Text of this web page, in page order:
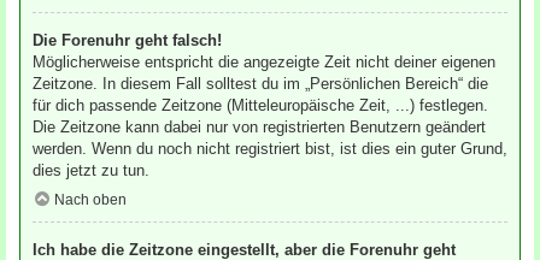
Die Forenuhr geht falsch!
Möglicherweise entspricht die angezeigte Zeit nicht deiner eigenen
Zeitzone. In diesem Fall solltest du im „Persönlichen Bereich“ die
für dich passende Zeitzone (Mitteleuropäische Zeit, ...) festlegen.
Die Zeitzone kann dabei nur von registrierten Benutzern geändert
werden. Wenn du noch nicht registriert bist, ist dies ein guter Grund,
dies jetzt zu tun.
Nach oben
Ich habe die Zeitzone eingestellt, aber die Forenuhr geht